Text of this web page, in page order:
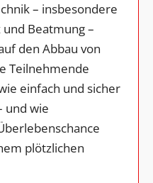
– insbesondere
Beatmung –
den Abbau von
Teilnehmende
einfach und sicher
und wie
plötzlichen